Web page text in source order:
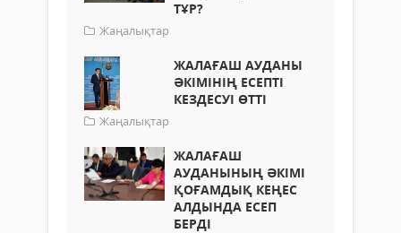
ТҰР?
Жаңалықтар
ЖАЛАҒАШ АУДАНЫ
ӘКІМІНІҢ ЕСЕПТІ
КЕЗДЕСУІ ӨТТІ
Жаңалықтар
ЖАЛАҒАШ
АУДАНЫНЫҢ ӘКІМІ
ҚОҒАМДЫҚ КЕҢЕС
АЛДЫНДА ЕСЕП
БЕРДІ